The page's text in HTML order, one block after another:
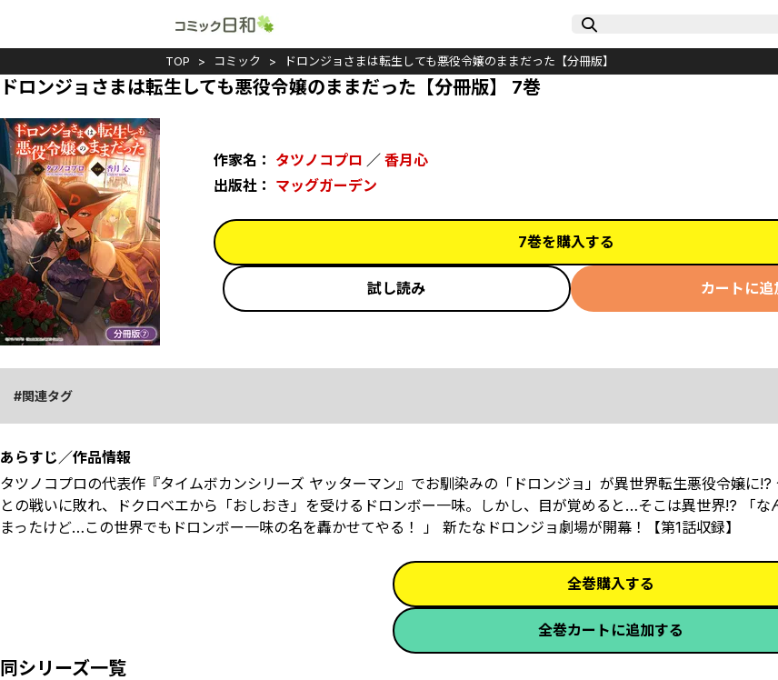
TOP コミック ドロンジョさまは転生しても悪役令嬢のままだった【分冊版】
ドロンジョさまは転生しても悪役令嬢のままだった【分冊版】 7巻
作家名： タツノコプロ ／ 香月心
出版社： マッグガーデン
7巻を購入する
試し読み カートに追
関連タグ
あらすじ／作品情報
タツノコプロの代表作『タイムボカンシリーズ ヤッターマン』でお馴染みの「ドロンジョ」が異世界転生悪役令嬢に!?
との戦いに敗れ、ドクロベエから「おしおき」を受けるドロンボー一味。しかし、目が覚めると…そこは異世界!? 「な
まったけど…この世界でもドロンボー一味の名を轟かせてやる！ 」 新たなドロンジョ劇場が開幕！【第1話収録】
全巻購入する
全巻カートに追加する
同シリーズ一覧